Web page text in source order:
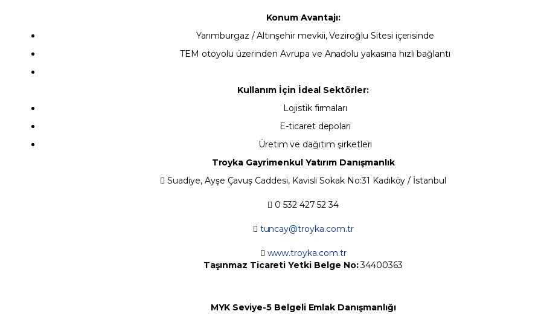
Konum Avantajı:
Yarımburgaz / Altınşehir mevkii, Veziroğlu Sitesi içerisinde
TEM otoyolu üzerinden Avrupa ve Anadolu yakasına hızlı bağlantı
Kullanım İçin İdeal Sektörler:
Lojistik firmaları
E-ticaret depoları
Üretim ve dağıtım şirketleri
Troyka Gayrimenkul Yatırım Danışmanlık
 Suadiye, Ayşe Çavuş Caddesi, Kavisli Sokak No:31 Kadıköy / İstanbul
 0 532 427 52 34
 tuncay@troyka.com.tr
 www.troyka.com.tr
Taşınmaz Ticareti Yetki Belge No:34400363
MYK Seviye-5 Belgeli Emlak Danışmanlığı